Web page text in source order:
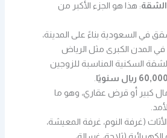
الشقة: هذا هو الجزء الأكبر من
في السعودية بناءً على المدينة،
المدن الكبرى مثل الرياض
السكنية المناسبة للزوجين
كبير أو قرض عقاري، وهو ما
(غرفة النوم، غرفة المعيشة،